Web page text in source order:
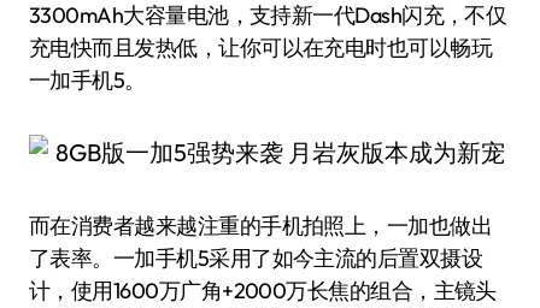
3300mAh大容量电池，支持新一代Dash闪充，不仅
充电快而且发热低，让你可以在充电时也可以畅玩
一加手机5。
而在消费者越来越注重的手机拍照上，一加也做出
了表率。一加手机5采用了如今主流的后置双摄设
计，使用1600万广角+2000万长焦的组合，主镜头